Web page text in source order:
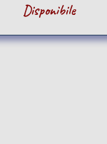
Disponibile